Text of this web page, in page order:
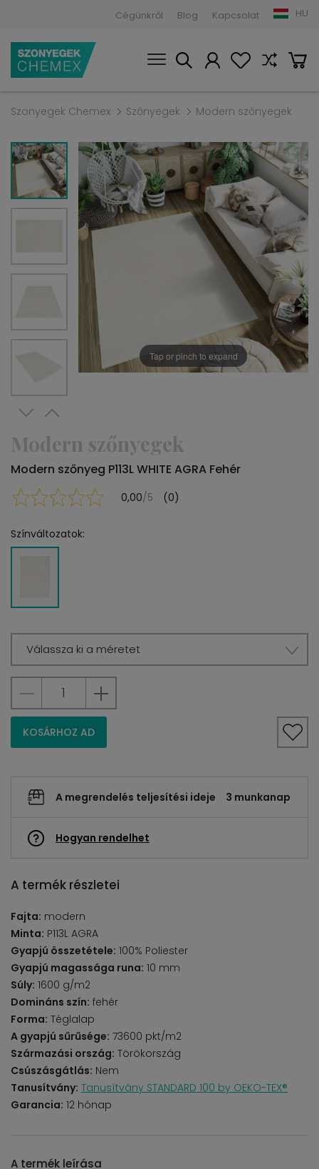
Cégünkről Blog Kapcsolat HU
Szonyegek Chemex Szőnyegek Modern szőnyegek
Tap or pinch to expand
Modern szőnyegek
Modern szőnyeg P113L WHITE AGRA Fehér
0,00/5 (0)
Színváltozatok:
Válassza ki a méretet
KOSÁRHOZ AD
A megrendelés teljesítési ideje 3 munkanap
Hogyan rendelhet
A termék részletei
Fajta: modern
Minta: P113L AGRA
Gyapjú összetétele: 100% Poliester
Gyapjú magassága runa: 10 mm
Súly: 1600 g/m2
Domináns szín: fehér
Forma: Téglalap
A gyapjú sűrűsége: 73600 pkt/m2
Származási ország: Törökország
Csúszásgátlás: Nem
Tanusítvány: Tanusítvány STANDARD 100 by OEKO-TEX®
Garancia: 12 hónap
A termék leírása